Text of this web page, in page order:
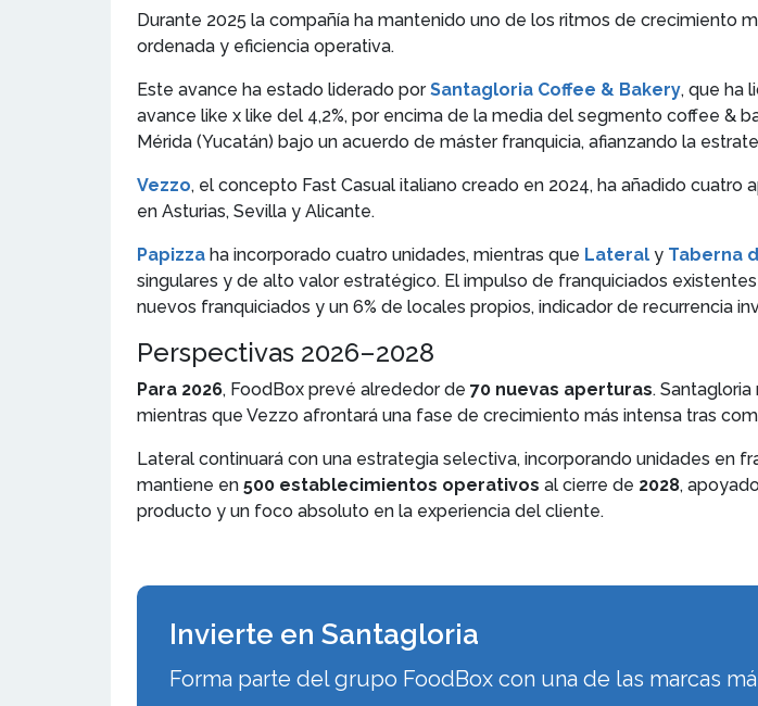
Durante 2025 la compañía ha mantenido uno de los ritmos de crecimiento
ordenada y eficiencia operativa.
Este avance ha estado liderado porSantagloria Coffee & Bakery, que ha
avance like x like del 4,2%, por encima de la media del segmento coffee &
Mérida (Yucatán) bajo un acuerdo de máster franquicia, afianzando la
Vezzo, el concepto Fast Casual italiano creado en 2024, ha añadido
en Asturias, Sevilla y Alicante.
Papizza ha incorporado cuatro unidades, mientras que Lateral y Taberna
singulares y de alto valor estratégico. El impulso de franquiciados
nuevos franquiciados y un 6% de locales propios, indicador de recurrencia
Perspectivas 2026–2028
Para 2026, FoodBox prevé alrededor de 70 nuevas aperturas.
mientras que Vezzo afrontará una fase de crecimiento más intensa tras
Lateral continuará con una estrategia selectiva, incorporando unidades en
mantiene en 500 establecimientos operativos al cierre de 2028,
producto y un foco absoluto en la experiencia del cliente.
Invierte en Santagloria
Forma parte del grupo FoodBox con una de las marcas